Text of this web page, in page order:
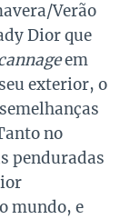
Verão
Dior que
em
exterior, o
no
penduradas
mundo, e